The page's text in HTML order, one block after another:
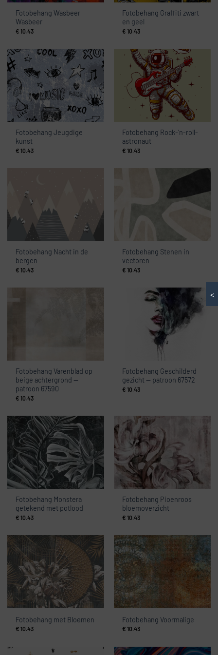
Fotobehang Wasbeer
Wasbeer
€ 10.43
Fotobehang Graffiti zwart
en geel
€ 10.43
Fotobehang Jeugdige
kunst
€ 10.43
Fotobehang Rock-‘n-roll-
astronaut
€ 10.43
Fotobehang Nacht in de
bergen
€ 10.43
Fotobehang Stenen in
vectoren
€ 10.43
Fotobehang Varenblad op
beige achtergrond —
patroon 67590
€ 10.43
Fotobehang Geschilderd
gezicht — patroon 67572
€ 10.43
Fotobehang Monstera
getekend met potlood
€ 10.43
Fotobehang Pioenroos
bloemoverzicht
€ 10.43
Fotobehang met Bloemen
€ 10.43
Fotobehang Voormalige
€ 10.43
<